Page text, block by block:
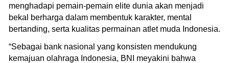
menghadapi pemain-pemain elite dunia akan menjadi
bekal berharga dalam membentuk karakter, mental
bertanding, serta kualitas permainan atlet muda Indonesia.
“Sebagai bank nasional yang konsisten mendukung
kemajuan olahraga Indonesia, BNI meyakini bahwa